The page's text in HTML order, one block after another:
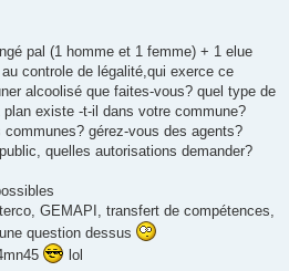
pal (1 homme et 1 femme) + 1 elue
controle de légalité,qui exerce ce
alcoolisé que faites-vous? quel type de
existe -t-il dans votre commune?
gérez-vous des agents?
quelles autorisations demander?
GEMAPI, transfert de compétences,
question dessus
lol